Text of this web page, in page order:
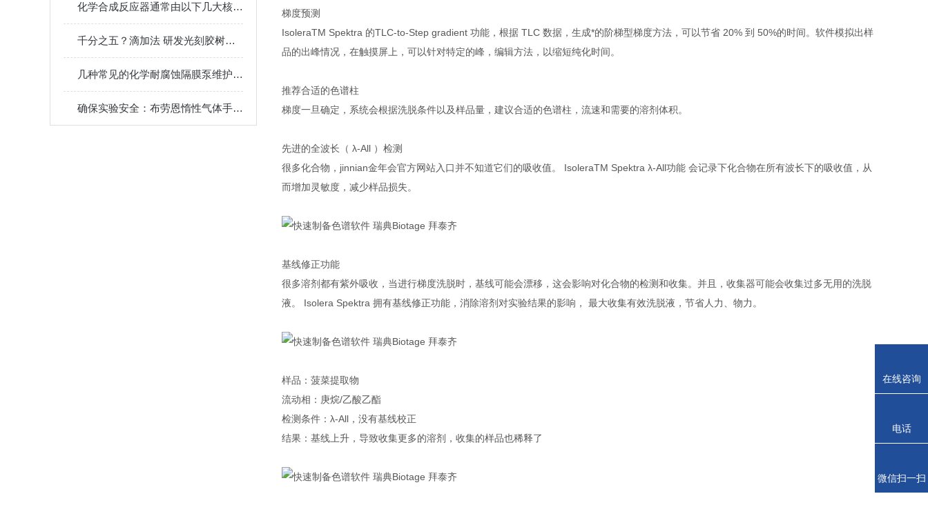
化学合成反应器通常由以下几大核心部分组成
千分之五？滴加法 研发光刻胶树脂，您的物料加的真的稳和准吗？
几种常见的化学耐腐蚀隔膜泵维护攻略
确保实验安全：布劳恩惰性气体手套箱的专业维护技巧
梯度预测
IsoleraTM Spektra 的TLC-to-Step gradient 功能，根据 TLC 数据，生成*的阶梯型梯度方法，可以节省 20% 到 50%的时间。软件模拟出样
品的出峰情况，在触摸屏上，可以针对特定的峰，编辑方法，以缩短纯化时间。
推荐合适的色谱柱
梯度一旦确定，系统会根据洗脱条件以及样品量，建议合适的色谱柱，流速和需要的溶剂体积。
先进的全波长（ λ-All ）检测
很多化合物，jinnian金年会官方网站入口并不知道它们的吸收值。 IsoleraTM Spektra λ-All功能 会记录下化合物在所有波长下的吸收值，从
而增加灵敏度，减少样品损失。
基线修正功能
很多溶剂都有紫外吸收，当进行梯度洗脱时，基线可能会漂移，这会影响对化合物的检测和收集。并且，收集器可能会收集过多无用的洗脱
液。 Isolera Spektra 拥有基线修正功能，消除溶剂对实验结果的影响， 最大收集有效洗脱液，节省人力、物力。
样品：菠菜提取物
流动相：庚烷/乙酸乙酯
检测条件：λ-All，没有基线校正
结果：基线上升，导致收集更多的溶剂，收集的样品也稀释了
在线咨询
电话
微信扫一扫